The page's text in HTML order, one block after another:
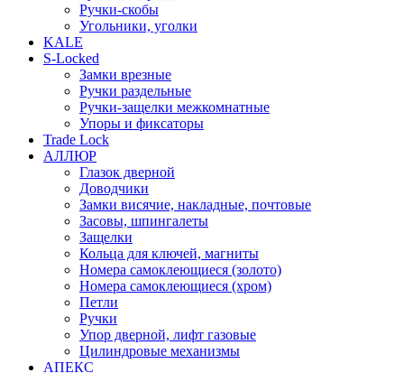
Ручки-скобы
Угольники, уголки
KALE
S-Locked
Замки врезные
Ручки раздельные
Ручки-защелки межкомнатные
Упоры и фиксаторы
Trade Lock
АЛЛЮР
Глазок дверной
Доводчики
Замки висячие, накладные, почтовые
Засовы, шпингалеты
Защелки
Кольца для ключей, магниты
Номера самоклеющиеся (золото)
Номера самоклеющиеся (хром)
Петли
Ручки
Упор дверной, лифт газовые
Цилиндровые механизмы
АПЕКС